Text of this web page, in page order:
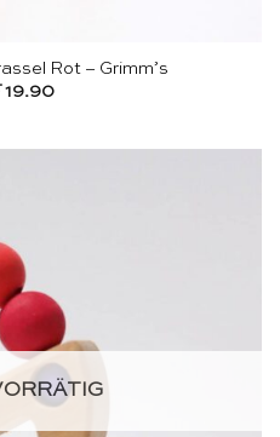
Rot – Grimm’s
19.90